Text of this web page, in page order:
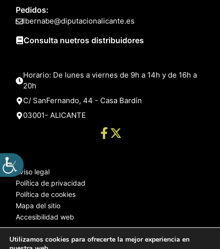
Pedidos:
lbernabe@diputacionalicante.es
Consulta nuetros distribuidores
Horario: De lunes a viernes de 9h a 14h y de 16h a
20h
C/ SanFernando, 44 - Casa Bardín
03001- ALICANTE
Aviso legal
Política de privacidad
Política de cookies
Mapa del sitio
Accesibilidad web
Utilizamos cookies para ofrecerte la mejor experiencia en